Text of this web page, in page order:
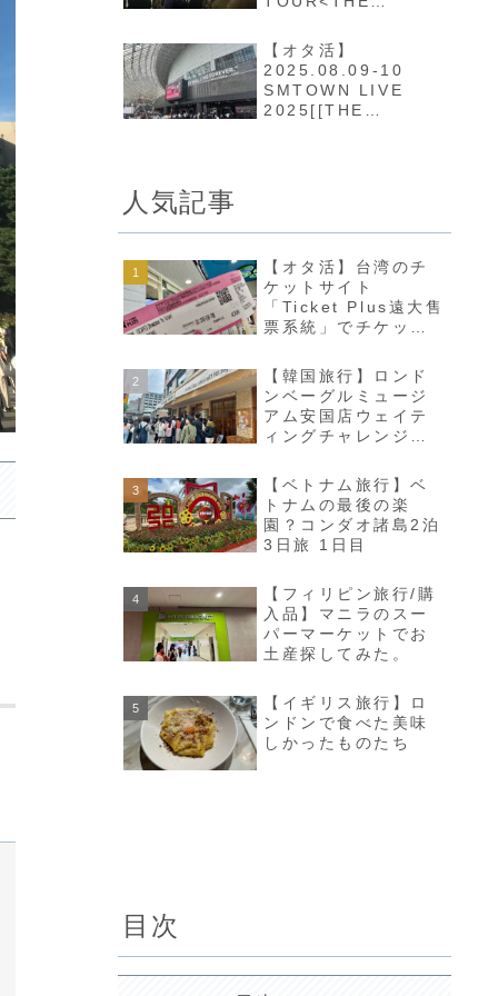
DREAM THE
FUTURE> in
SAITAMA
【オタ活】
2025.08.09-10
SMTOWN LIVE
2025[[THE
人気記事
【オタ活】台湾のチ
ケットサイト
「Ticket Plus遠大售
票系統」でチケッテ
【韓国旅行】ロンド
ンベーグルミュージ
アム安国店ウェイテ
ィングチャレンジ記
【ベトナム旅行】ベ
トナムの最後の楽
園？コンダオ諸島2泊
3日旅 1日目
【フィリピン旅行/購
入品】マニラのスー
パーマーケットでお
土産探してみた。
【イギリス旅行】ロ
ンドンで食べた美味
しかったものたち
目次